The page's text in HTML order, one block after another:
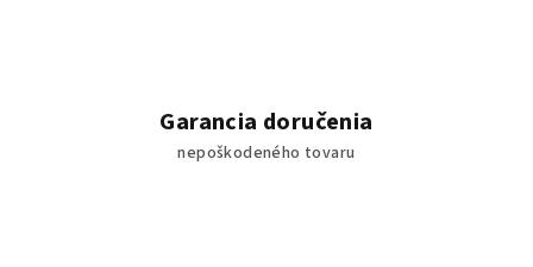
Garancia doručenia
nepoškodeného tovaru